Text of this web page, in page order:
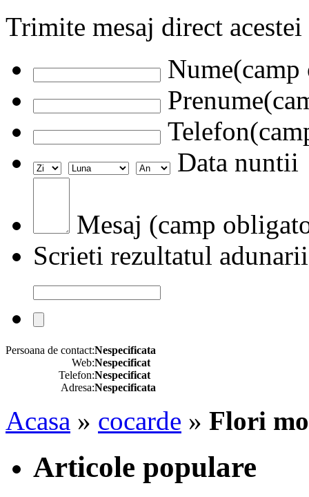
Trimite mesaj direct
Data nuntii
Mesaj (camp
Scrieti rezultatul adunarii
Persoana de contact:Nespecificata
Web:Nespecificat
Telefon:Nespecificat
Adresa:Nespecificata
Acasa » cocarde » Flori
Articole populare